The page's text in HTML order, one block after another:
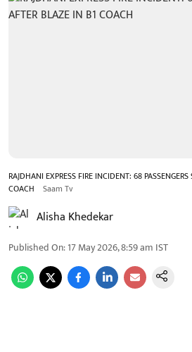
RAJDHANI EXPRESS FIRE INCIDENT: 68
COACH
Saam Tv
Alisha Khedekar
Published On:17 May 2026, 8:59 am IST